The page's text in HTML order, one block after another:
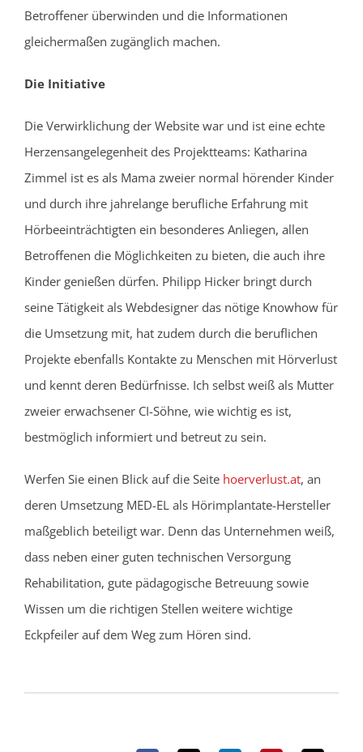
Betroffener überwinden und die Informationen
gleichermaßen zugänglich machen.
Die Initiative
Die Verwirklichung der Website war und ist eine echte
Herzensangelegenheit des Projektteams: Katharina
Zimmel ist es als Mama zweier normal hörender Kinder
und durch ihre jahrelange berufliche Erfahrung mit
Hörbeeinträchtigten ein besonderes Anliegen, allen
Betroffenen die Möglichkeiten zu bieten, die auch ihre
Kinder genießen dürfen. Philipp Hicker bringt durch
seine Tätigkeit als Webdesigner das nötige Knowhow für
die Umsetzung mit, hat zudem durch die beruflichen
Projekte ebenfalls Kontakte zu Menschen mit Hörverlust
und kennt deren Bedürfnisse. Ich selbst weiß als Mutter
zweier erwachsener CI-Söhne, wie wichtig es ist,
bestmöglich informiert und betreut zu sein.
Werfen Sie einen Blick auf die Seite hoerverlust.at, an
deren Umsetzung MED-EL als Hörimplantate-Hersteller
maßgeblich beteiligt war. Denn das Unternehmen weiß,
dass neben einer guten technischen Versorgung
Rehabilitation, gute pädagogische Betreuung sowie
Wissen um die richtigen Stellen weitere wichtige
Eckpfeiler auf dem Weg zum Hören sind.